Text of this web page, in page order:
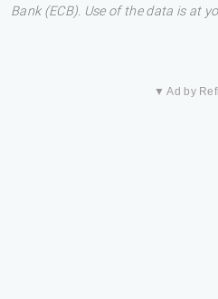
Bank (ECB). Use of the data is at
▼ Ad by